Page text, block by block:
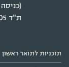
ת"ד 305 חולון 5810201
תוכניות לתואר ראשון